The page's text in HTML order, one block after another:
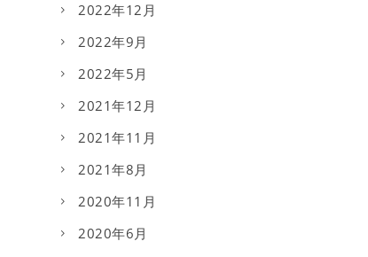
2022年12月
2022年9月
2022年5月
2021年12月
2021年11月
2021年8月
2020年11月
2020年6月